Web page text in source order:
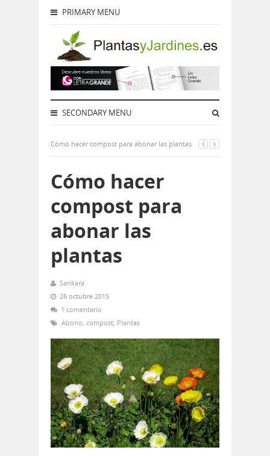
PRIMARY MENU
SECONDARY MENU
Cómo hacer compost para abonar las plantas
Cómo hacer
compost para
abonar las
plantas
Sankara
26 octubre 2015
1 comentario
Abono, compost, Plantas